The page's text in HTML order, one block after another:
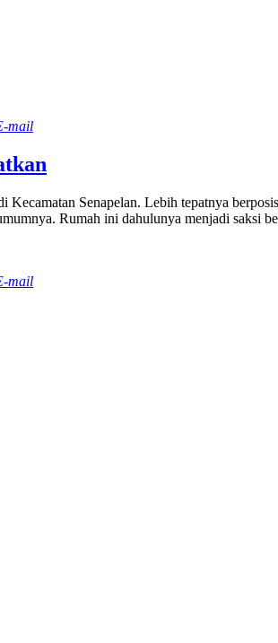
mail
Kecamatan Senapelan. Lebih tepatnya
Rumah ini dahulunya menjadi saksi
mail